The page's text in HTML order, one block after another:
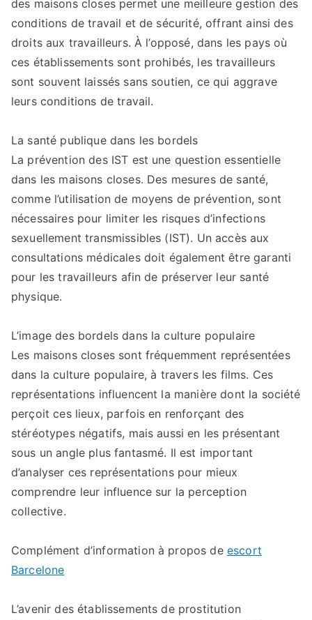
des maisons closes permet une meilleure gestion des
conditions de travail et de sécurité, offrant ainsi des
droits aux travailleurs. À l’opposé, dans les pays où
ces établissements sont prohibés, les travailleurs
sont souvent laissés sans soutien, ce qui aggrave
leurs conditions de travail.
La santé publique dans les bordels
La prévention des IST est une question essentielle
dans les maisons closes. Des mesures de santé,
comme l’utilisation de moyens de prévention, sont
nécessaires pour limiter les risques d’infections
sexuellement transmissibles (IST). Un accès aux
consultations médicales doit également être garanti
pour les travailleurs afin de préserver leur santé
physique.
L’image des bordels dans la culture populaire
Les maisons closes sont fréquemment représentées
dans la culture populaire, à travers les films. Ces
représentations influencent la manière dont la société
perçoit ces lieux, parfois en renforçant des
stéréotypes négatifs, mais aussi en les présentant
sous un angle plus fantasmé. Il est important
d’analyser ces représentations pour mieux
comprendre leur influence sur la perception
collective.
Complément d’information à propos de escort
Barcelone
L’avenir des établissements de prostitution